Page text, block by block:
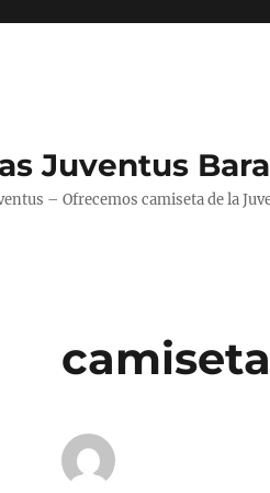
Juventus
– Ofrecemos camiseta de la